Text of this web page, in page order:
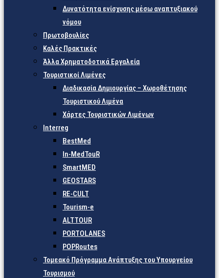
Δυνατότητα ενίσχυσης μέσω αναπτυξιακού
νόμου
Πρωτοβουλίες
Καλές Πρακτικές
Άλλα Χρηματοδοτικά Εργαλεία
Τουριστικοί Λιμένες
Διαδικασία Δημιουργίας – Χωροθέτησης
Τουριστικού Λιμένα
Χάρτες Τουριστικών Λιμένων
Interreg
BestMed
In-MedTouR
SmartMED
GEOSTARS
RE-CULT
Tourism-e
ALTTOUR
PORTOLANES
POPRoutes
Τομεακό Πρόγραμμα Ανάπτυξης του Υπουργείου
Τουρισμού